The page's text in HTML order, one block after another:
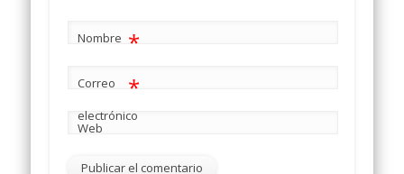
Nombre *
Correo
electrónico
*
Web